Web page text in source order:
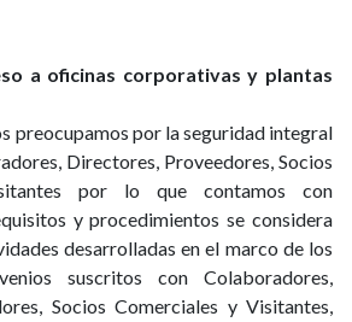
a oficinas corporativas y plantas
preocupamos por la seguridad integral
Directores, Proveedores, Socios
por lo que contamos con
y procedimientos se considera
desarrolladas en el marco de los
suscritos con Colaboradores,
Socios Comerciales y Visitantes,